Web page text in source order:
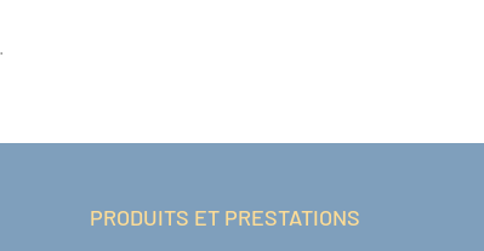
PRODUITS ET PRESTATIONS